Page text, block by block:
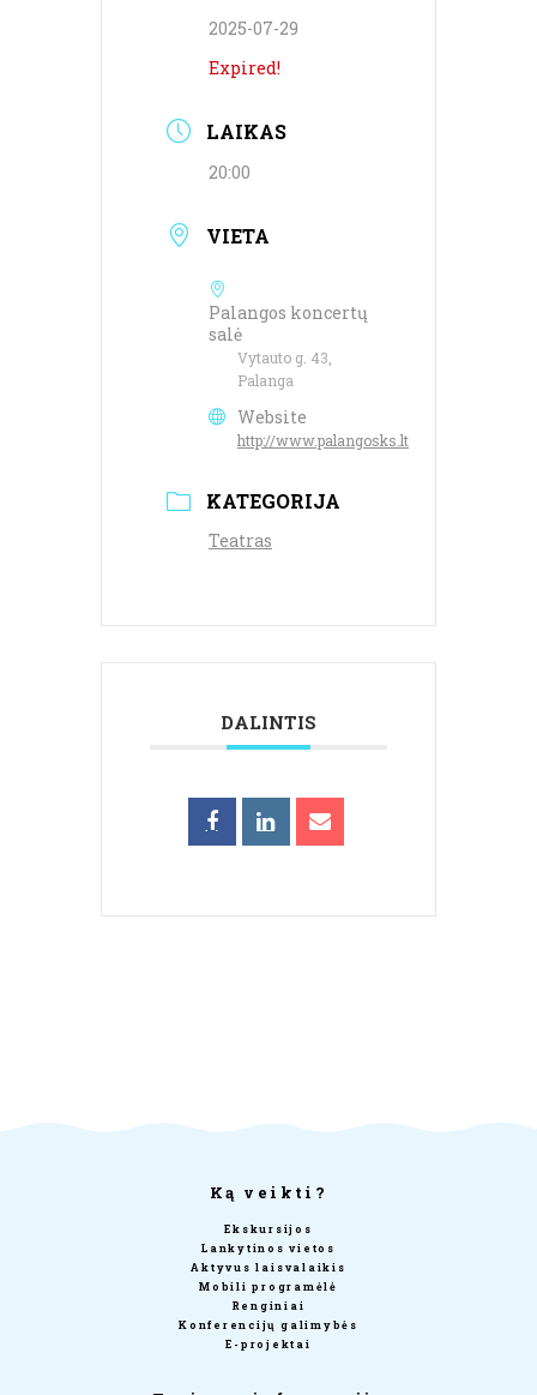
2025-07-29
Expired!
LAIKAS
20:00
VIETA
Palangos koncertų
salė
Vytauto g. 43,
Palanga
Website
http://www.palangosks.lt
KATEGORIJA
Teatras
DALINTIS
Ką veikti?
Ekskursijos
Lankytinos vietos
Aktyvus laisvalaikis
Mobili programėlė
Renginiai
Konferencijų galimybės
E-projektai